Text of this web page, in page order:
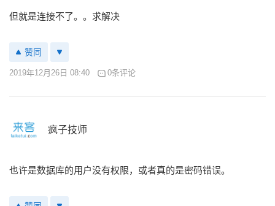
但就是连接不了。。求解决
赞同
2019年12月26日 08:40 0条评论
疯子技师
也许是数据库的用户没有权限，或者真的是密码错误。